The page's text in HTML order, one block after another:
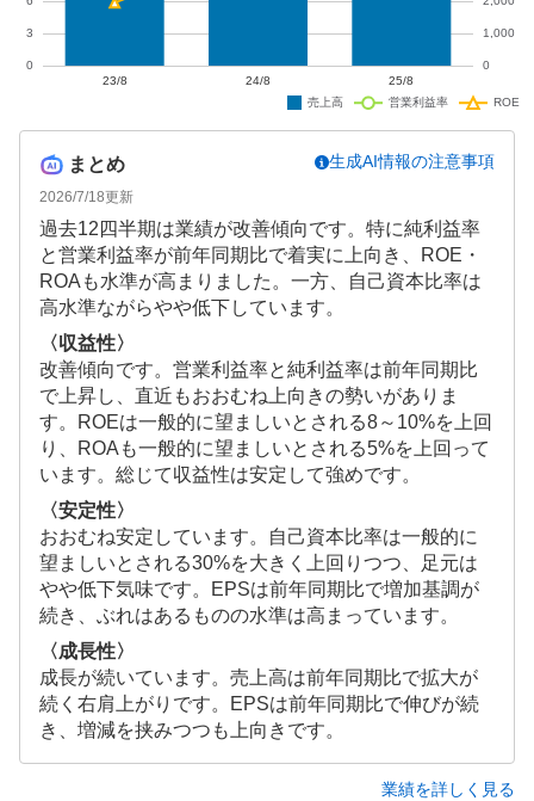
まとめ
2026/7/18更新
生成AI情報の注意事項
過去12四半期は業績が改善傾向です。特に純利益率
と営業利益率が前年同期比で着実に上向き、ROE・
ROAも水準が高まりました。一方、自己資本比率は
高水準ながらやや低下しています。
〈収益性〉
改善傾向です。営業利益率と純利益率は前年同期比
で上昇し、直近もおおむね上向きの勢いがありま
す。ROEは一般的に望ましいとされる8～10%を上回
り、ROAも一般的に望ましいとされる5%を上回って
います。総じて収益性は安定して強めです。
〈安定性〉
おおむね安定しています。自己資本比率は一般的に
望ましいとされる30%を大きく上回りつつ、足元は
やや低下気味です。EPSは前年同期比で増加基調が
続き、ぶれはあるものの水準は高まっています。
〈成長性〉
成長が続いています。売上高は前年同期比で拡大が
続く右肩上がりです。EPSは前年同期比で伸びが続
き、増減を挟みつつも上向きです。
業績を詳しく見る